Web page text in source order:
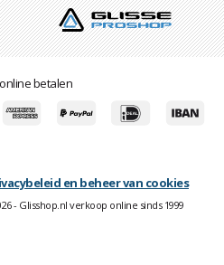
betalen
en beheer van cookies
- Glisshop.nl verkoop online sinds 1999